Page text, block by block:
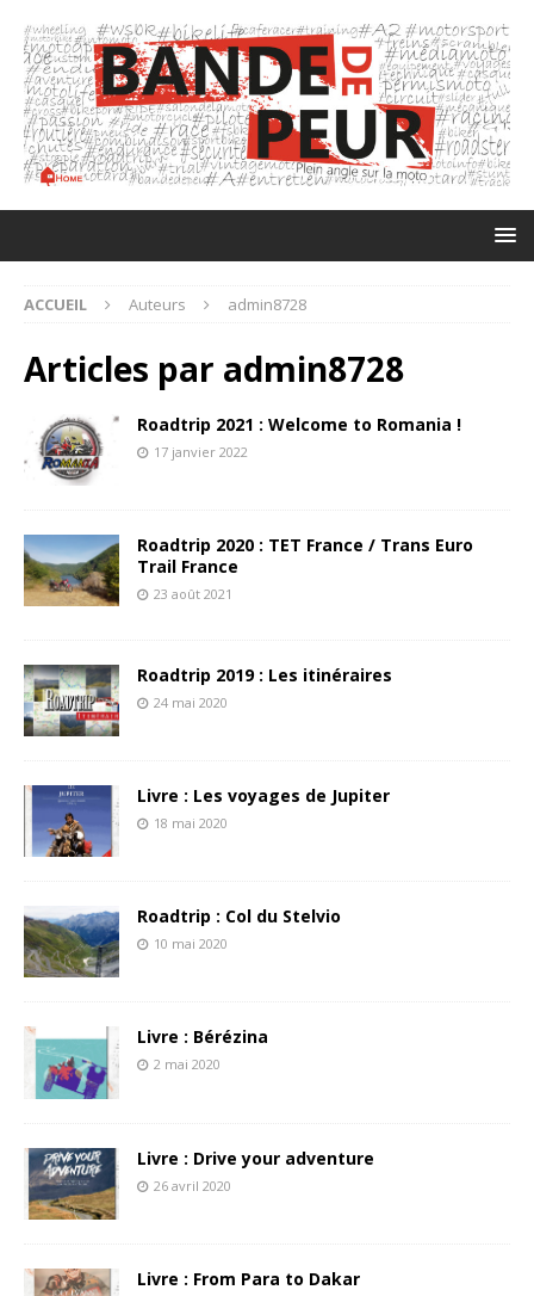
ACCUEIL Auteurs admin8728
Articles par admin8728
Roadtrip 2021 : Welcome to Romania !
17 janvier 2022
Roadtrip 2020 : TET France / Trans Euro
Trail France
23 août 2021
Roadtrip 2019 : Les itinéraires
24 mai 2020
Livre : Les voyages de Jupiter
18 mai 2020
Roadtrip : Col du Stelvio
10 mai 2020
Livre : Bérézina
2 mai 2020
Livre : Drive your adventure
26 avril 2020
Livre : From Para to Dakar